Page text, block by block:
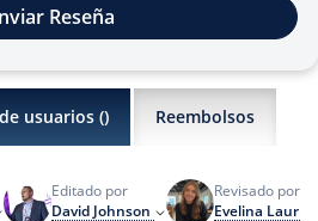
Reseña
usuarios () Reembolsos
Editado por
David Johnson
Revisado por
Evelina